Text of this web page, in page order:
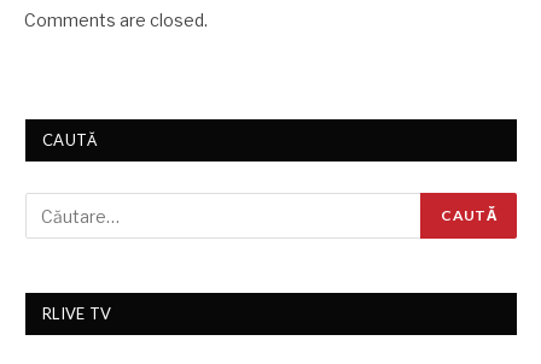
Comments are closed.
CAUTĂ
RLIVE TV